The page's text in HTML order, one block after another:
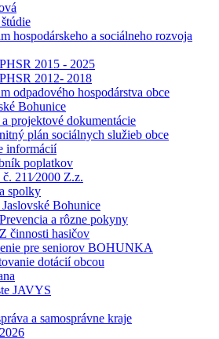
hospodárskeho a sociálneho rozvoja
PHSR 2015 - 2025
PHSR 2012- 2018
odpadového hospodárstva obce
Bohunice
a projektové dokumentácie
plán sociálnych služieb obce
informácií
poplatkov
211⁄2000 Z.z.
spolky
Bohunice
Prevencia a rôzne pokyny
Z činnosti hasičov
pre seniorov BOHUNKA
dotácií obcou
JAVYS
a samosprávne kraje
2026